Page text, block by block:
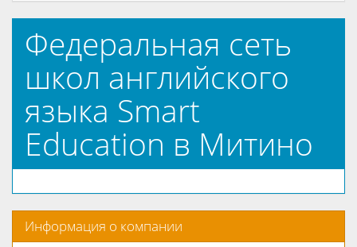
Федеральная сеть
школ английского
языка Smart
Education в Митино
Информация о компании